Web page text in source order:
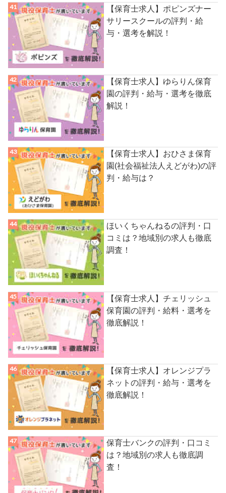
【保育士求人】ポピンズナー
サリースクールの評判・給
与・選考を解説！
【保育士求人】ゆらりん保育
園の評判・給与・選考を徹底
解説！
【保育士求人】おひさま保育
園(社会福祉法人えどがわ)の評
判・給与は？
ほいくちゃんねるの評判・口
コミは？地域別の求人も徹底
調査！
【保育士求人】チェリッシュ
保育園の評判・給料・選考を
徹底解説！
【保育士求人】オレンジプラ
ネットの評判・給与・選考を
徹底解説！
保育士バンクの評判・口コミ
は？地域別の求人も徹底調
査！